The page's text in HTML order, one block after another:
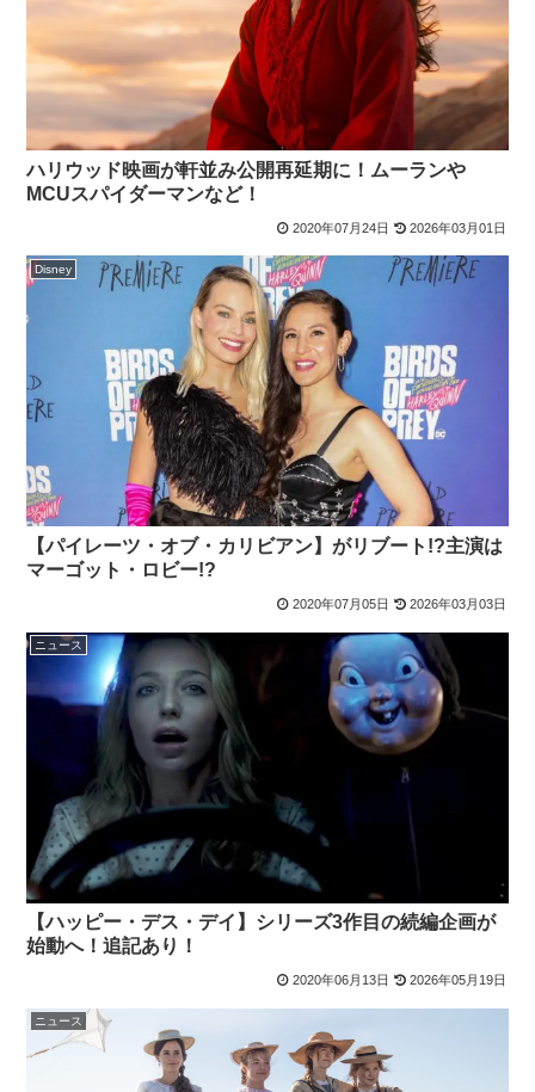
ハリウッド映画が軒並み公開再延期に！ムーランや
MCUスパイダーマンなど！
2020年07月24日 2026年03月01日
Disney
【パイレーツ・オブ・カリビアン】がリブート!?主演は
マーゴット・ロビー!?
2020年07月05日 2026年03月03日
ニュース
【ハッピー・デス・デイ】シリーズ3作目の続編企画が
始動へ！追記あり！
2020年06月13日 2026年05月19日
ニュース